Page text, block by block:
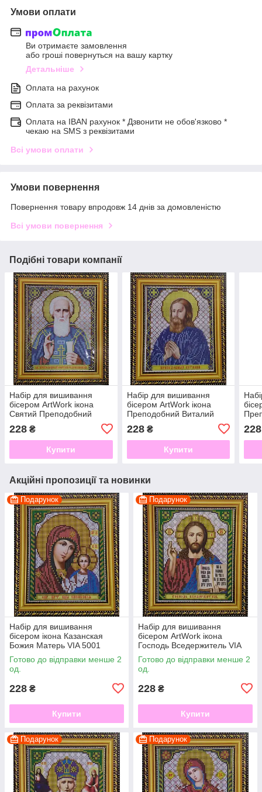
Умови оплати
Ви отримаєте замовлення
або гроші повернуться на вашу картку
Детальніше
Оплата на рахунок
Оплата за реквізитами
Оплата на IBAN рахунок * Дзвонити не обов'язково *
чекаю на SMS з реквізитами
Всі умови оплати
Умови повернення
Повернення товару впродовж 14 днів за домовленістю
Всі умови повернення
Подібні товари компанії
Набір для вишивання
бісером ArtWork ікона
Святий Преподобний
Сергий Радонежский VIA
5034
228 ₴
Купити
Набір для вишивання
бісером ArtWork ікона
Преподобний Виталий
Александрийский VIA 5077
228₴
Купити
228
Акційні пропозиції та новинки
Подарунок
Набір для вишивання
бісером ікона Казанская
Божия Матерь VIA 5001
Готово до відправки менше 2
од.
228 ₴
Купити
Подарунок
Набір для вишивання
бісером ArtWork ікона
Господь Вседержитель VIA
5002
Готово до відправки менше 2
од.
228 ₴
Купити
Подарунок Подарунок